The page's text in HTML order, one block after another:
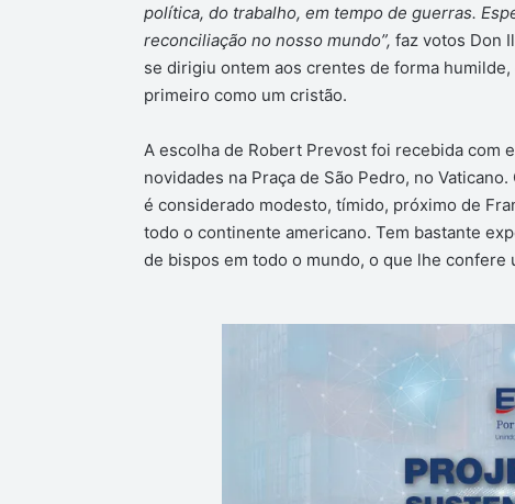
política, do trabalho, em tempo de guerras.
reconciliação no nosso mundo”, faz votos Don
se dirigiu ontem aos crentes de forma
primeiro como um cristão.
A escolha de Robert Prevost foi recebida com
novidades na Praça de São Pedro, no
é considerado modesto, tímido, próximo de
todo o continente americano. Tem bastante
de bispos em todo o mundo, o que lhe